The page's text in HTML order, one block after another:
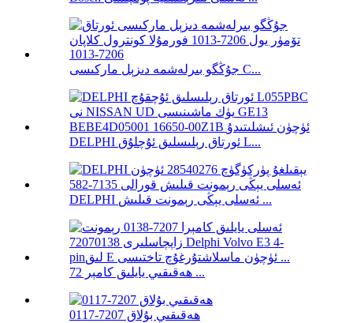
جۇڭگو بىرلەشمە دىزېل ماركىسى C...
DELPHI ئورتاق رېلىسلىق ئۇچلۇق L...
DELPHI ئەسلى يېڭى رېمونت قىلىش ...
ھەقىقىي يايلىق كامېر 72 ...
ھەقىقىي بۇلاق 7207-0117